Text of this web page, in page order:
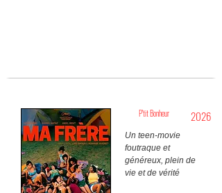
P'tit Bonheur 2026
Un teen-movie
foutraque et
généreux, plein de
vie et de vérité